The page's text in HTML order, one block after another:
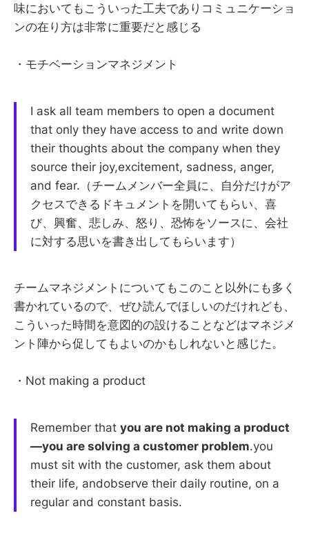
味においてもこういった工夫でありコミュニケーショ
ンの在り方は非常に重要だと感じる
・モチベーションマネジメント
I ask all team members to open a document
that only they have access to and write down
their thoughts about the company when they
source their joy,excitement, sadness, anger,
and fear.（チームメンバー全員に、自分だけがア
クセスできるドキュメントを開いてもらい、喜
び、興奮、悲しみ、怒り、恐怖をソースに、会社
に対する思いを書き出してもらいます）
チームマネジメントについてもこのこと以外にも多く
書かれているので、ぜひ読んでほしいのだけれども、
こういった時間を意図的の設けることなどはマネジメ
ント陣から促してもよいのかもしれないと感じた。
・Not making a product
Remember that you are not making a product
—you are solving a customer problem.you
must sit with the customer, ask them about
their life, andobserve their daily routine, on a
regular and constant basis.